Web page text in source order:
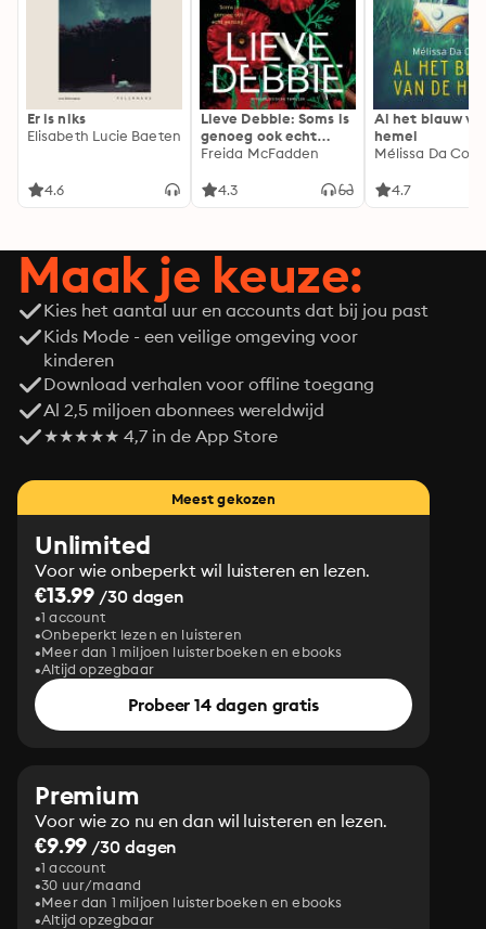
Er is niks
Elisabeth Lucie Baeten
4.6
Lieve Debbie: Soms is
genoeg ook echt
genoeg...
Freida McFadden
4.3
Al het blauw
hemel
Mélissa Da
4.7
Maak je keuze:
Kies het aantal uur en accounts dat bij jou past
Kids Mode - een veilige omgeving voor
kinderen
Download verhalen voor offline toegang
Al 2,5 miljoen abonnees wereldwijd
★★★★★ 4,7 in de App Store
Meest gekozen
Unlimited
Voor wie onbeperkt wil luisteren en lezen.
€13.99 /30 dagen
1 account
Onbeperkt lezen en luisteren
Meer dan 1 miljoen luisterboeken en ebooks
Altijd opzegbaar
Probeer 14 dagen gratis
Premium
Voor wie zo nu en dan wil luisteren en lezen.
€9.99 /30 dagen
1 account
30 uur/maand
Meer dan 1 miljoen luisterboeken en ebooks
Altijd opzegbaar